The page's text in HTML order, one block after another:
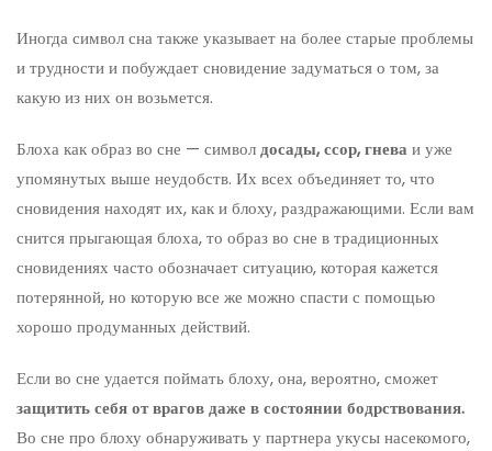
Иногда символ сна также указывает на более старые проблемы
и трудности и побуждает сновидение задуматься о том, за
какую из них он возьмется.
Блоха как образ во сне — символдосады, ссор, гнева и уже
упомянутых выше неудобств. Их всех объединяет то, что
сновидения находят их, как и блоху, раздражающими. Если вам
снится прыгающая блоха, то образ во сне в традиционных
сновидениях часто обозначает ситуацию, которая кажется
потерянной, но которую все же можно спасти с помощью
хорошо продуманных действий.
Если во сне удается поймать блоху, она, вероятно, сможет
защитить себя от врагов даже в состоянии бодрствования.
Во сне про блоху обнаруживать у партнера укусы насекомого,